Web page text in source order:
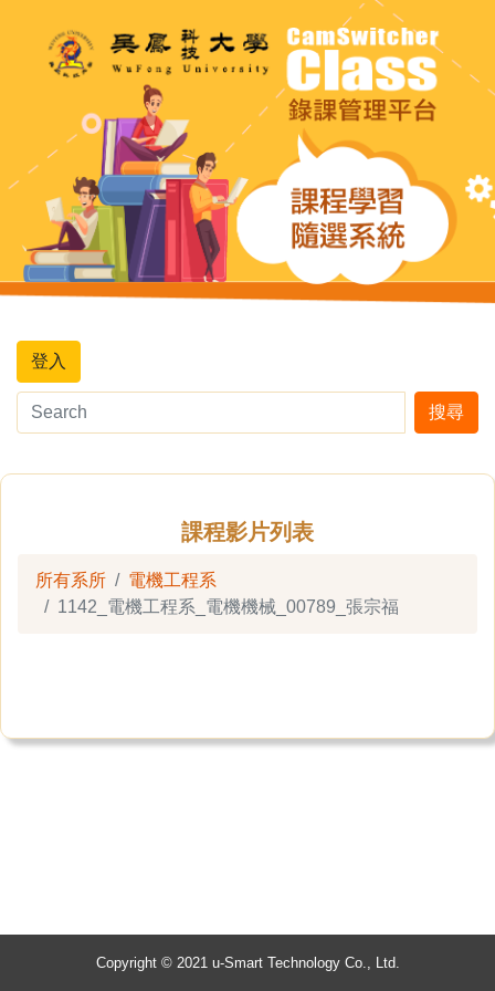
登入
搜尋
課程影片列表
所有系所
電機工程系
1142_電機工程系_電機機械_00789_張宗福
Copyright © 2021 u-Smart Technology Co., Ltd.